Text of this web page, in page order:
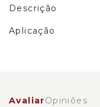
Descrição
Acoplamento da
Aplicação
AvaliarOpiniões